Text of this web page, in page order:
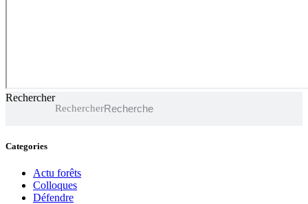
Rechercher
Rechercher
Categories
Actu forêts
Colloques
Défendre